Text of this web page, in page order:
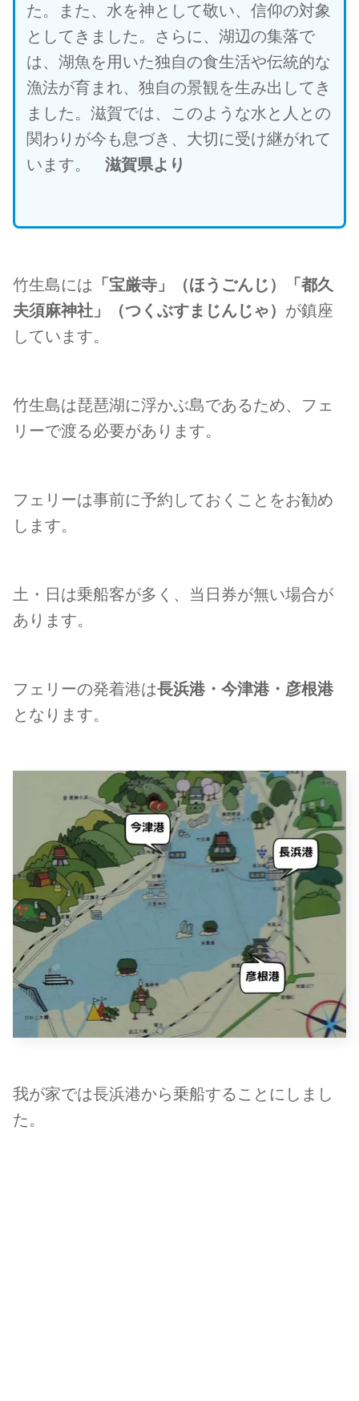
た。また、水を神として敬い、信仰の対象
としてきました。さらに、湖辺の集落で
は、湖魚を用いた独自の食生活や伝統的な
漁法が育まれ、独自の景観を生み出してき
ました。滋賀では、このような水と人との
関わりが今も息づき、大切に受け継がれて
います。
滋賀県より
竹生島には 「宝厳寺」（ほうごんじ）「都久
夫須麻神社」（つくぶすまじんじゃ） が鎮座
しています。
竹生島は琵琶湖に浮かぶ島であるため、フェ
リーで渡る必要があります。
フェリーは事前に予約しておくことをお勧め
します。
土・日は乗船客が多く、当日券が無い場合が
あります。
フェリーの発着港は長浜港・今津港・彦根港
となります。
我が家では長浜港から乗船することにしまし
た。